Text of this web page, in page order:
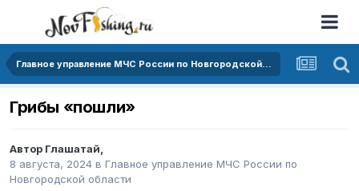
Главное управление МЧС России по Новгородской области
Грибы «пошли»
Автор Глашатай,
8 августа, 2024 в Главное управление МЧС России по
Новгородской области